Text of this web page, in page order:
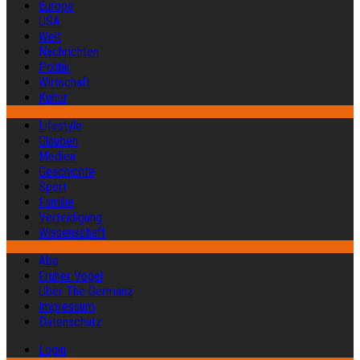
Europa
USA
Welt
Nachrichten
Politik
Wirtschaft
Kultur
Lifestyle
Glauben
Medien
Geschichte
Sport
Familie
Verteidigung
Wissenschaft
Abo
Früher Vogel
Über The Germanz
Impressum
Datenschutz
Login